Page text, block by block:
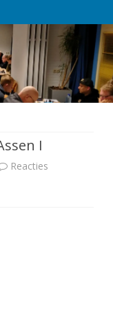
I
Reacties